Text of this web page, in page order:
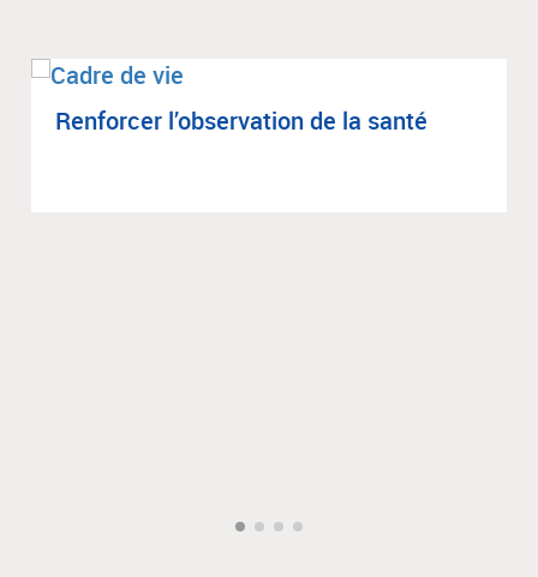
Ren­for­cer l’ob­ser­va­tion de la santé